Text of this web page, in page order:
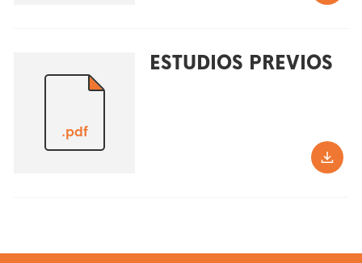
.pdf
ESTUDIOS PREVIOS